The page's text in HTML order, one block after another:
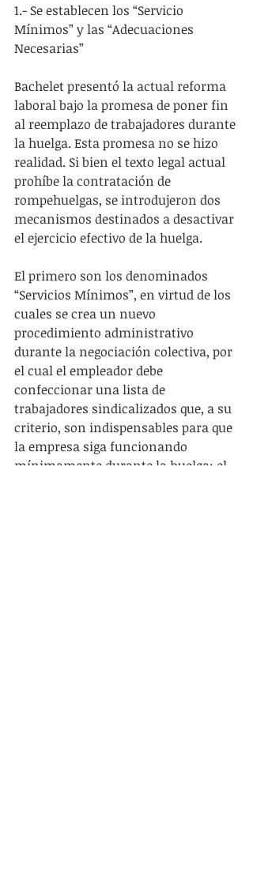
1.- Se establecen los “Servicio
Mínimos” y las “Adecuaciones
Necesarias”
Bachelet presentó la actual reforma
laboral bajo la promesa de poner fin
al reemplazo de trabajadores durante
la huelga. Esta promesa no se hizo
realidad. Si bien el texto legal actual
prohíbe la contratación de
rompehuelgas, se introdujeron dos
mecanismos destinados a desactivar
el ejercicio efectivo de la huelga.
El primero son los denominados
“Servicios Mínimos”, en virtud de los
cuales se crea un nuevo
procedimiento administrativo
durante la negociación colectiva, por
el cual el empleador debe
confeccionar una lista de
trabajadores sindicalizados que, a su
criterio, son indispensables para que
la empresa siga funcionando
mínimamente durante la huelga; el